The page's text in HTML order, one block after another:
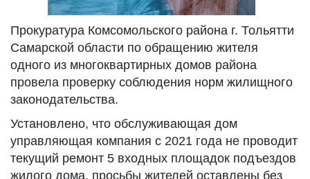
Прокуратура Комсомольского района г. Тольятти
Самарской области по обращению жителя
одного из многоквартирных домов района
провела проверку соблюдения норм жилищного
законодательства.
Установлено, что обслуживающая дом
управляющая компания с 2021 года не проводит
текущий ремонт 5 входных площадок подъездов
жилого дома, просьбы жителей оставлены без